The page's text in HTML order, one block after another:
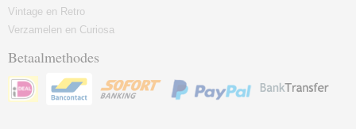
Vintage en Retro
Verzamelen en Curiosa
Betaalmethodes